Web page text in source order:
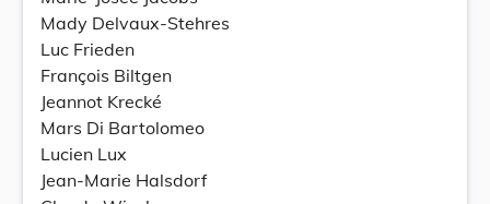
Mady Delvaux-Stehres
Luc Frieden
François Biltgen
Jeannot Krecké
Mars Di Bartolomeo
Lucien Lux
Jean-Marie Halsdorf